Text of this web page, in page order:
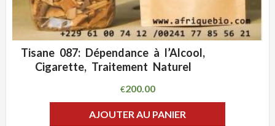
CLIQUEZ POUR VOIR
ADD WISHLIST
Tisane 087: Dépendance à l’Alcool,
Cigarette, Traitement Naturel
€200.00
AJOUTER AU PANIER